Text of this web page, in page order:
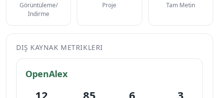
Görüntüleme/
İndirme
Proje Tam Metin
DIŞ KAYNAK METRIKLERI
OpenAlex
12 85 6 3